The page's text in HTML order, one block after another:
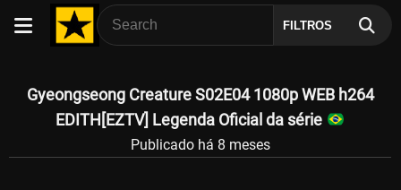
FILTROS
Gyeongseong Creature S02E04 1080p WEB h264
EDITH[EZTV] Legenda Oficial da série
Publicado há 8 meses